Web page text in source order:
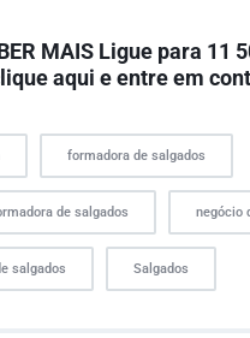
MAIS Ligue para 11
aqui e entre em
formadora de salgados
de salgados negócio
salgados Salgados